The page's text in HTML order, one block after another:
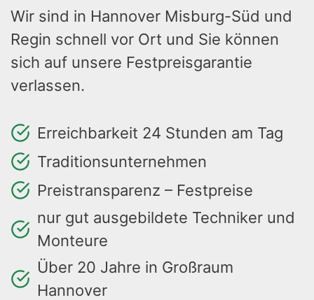
Wir sind in Hannover Misburg-Süd und
Regin schnell vor Ort und Sie können
sich auf unsere Festpreisgarantie
verlassen.
Erreichbarkeit 24 Stunden am Tag
Traditionsunternehmen
Preistransparenz – Festpreise
nur gut ausgebildete Techniker und
Monteure
Über 20 Jahre in Großraum
Hannover